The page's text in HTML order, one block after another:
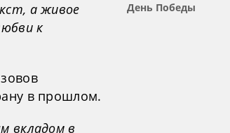
а живое
к
в прошлом.
вкладом в
День Победы